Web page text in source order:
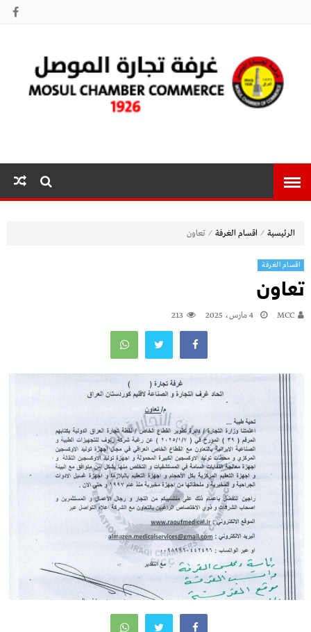
الموصل
الرئيسية ⁄ اقسام الغرفة ⁄ تعاون
اقسام الغرفة
تعاون
MCC 4 مارس، 2025 213